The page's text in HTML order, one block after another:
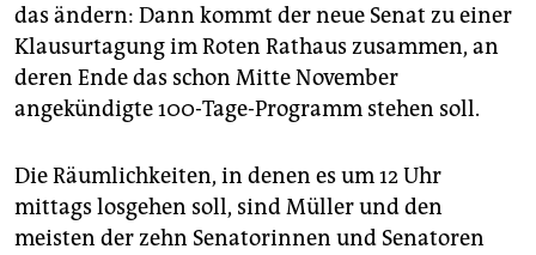
das ändern: Dann kommt der neue Senat zu einer
Klausurtagung im Roten Rathaus zusammen, an
deren Ende das schon Mitte November
angekündigte 100-Tage-Programm stehen soll.
Die Räumlichkeiten, in denen es um 12 Uhr
mittags losgehen soll, sind Müller und den
meisten der zehn Senatorinnen und Senatoren